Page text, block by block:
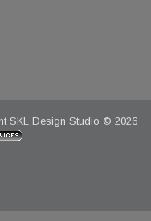
SKL Design Studio © 2026